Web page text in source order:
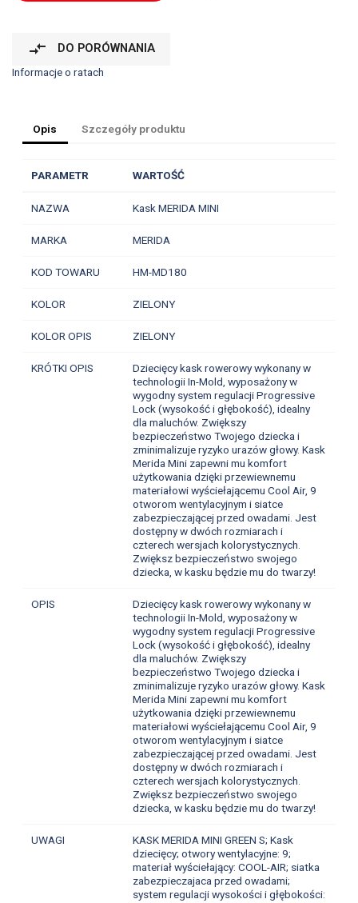
compare_arrows DO PORÓWNANIA
Informacje o ratach
Opis Szczegóły produktu
PARAMETR WARTOŚĆ
NAZWA Kask MERIDA MINI
MARKA MERIDA
KOD TOWARU HM-MD180
KOLOR ZIELONY
KOLOR OPIS ZIELONY
KRÓTKI OPIS
Dziecięcy kask rowerowy wykonany w
technologii In-Mold, wyposażony w
wygodny system regulacji Progressive
Lock (wysokość i głębokość), idealny
dla maluchów. Zwiększy
bezpieczeństwo Twojego dziecka i
zminimalizuje ryzyko urazów głowy. Kask
Merida Mini zapewni mu komfort
użytkowania dzięki przewiewnemu
materiałowi wyściełającemu Cool Air, 9
otworom wentylacyjnym i siatce
zabezpieczającej przed owadami. Jest
dostępny w dwóch rozmiarach i
czterech wersjach kolorystycznych.
Zwiększ bezpieczeństwo swojego
dziecka, w kasku będzie mu do twarzy!
OPIS
Dziecięcy kask rowerowy wykonany w
technologii In-Mold, wyposażony w
wygodny system regulacji Progressive
Lock (wysokość i głębokość), idealny
dla maluchów. Zwiększy
bezpieczeństwo Twojego dziecka i
zminimalizuje ryzyko urazów głowy. Kask
Merida Mini zapewni mu komfort
użytkowania dzięki przewiewnemu
materiałowi wyściełającemu Cool Air, 9
otworom wentylacyjnym i siatce
zabezpieczającej przed owadami. Jest
dostępny w dwóch rozmiarach i
czterech wersjach kolorystycznych.
Zwiększ bezpieczeństwo swojego
dziecka, w kasku będzie mu do twarzy!
UWAGI
KASK MERIDA MINI GREEN S; Kask
dziecięcy; otwory wentylacyjne: 9;
materiał wyściełający: COOL-AIR; siatka
zabezpieczajaca przed owadami;
system regulacji wysokości i głębokości: